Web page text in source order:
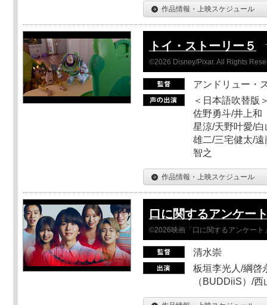
作品情報・上映スケジュール
トイ・ストーリー５
©2026 Disney/Pixar. All Rights
アンドリュー・
＜日本語吹替版
佐野勇斗/井上和
星涼/天野叶愛/
雄二/三宅健太/
智之
作品情報・上映スケジュール
口に関するアンケー
©2026映画「口に関するアンケート
清水崇
板垣李光人/綱啓
（BUDDiiS）/